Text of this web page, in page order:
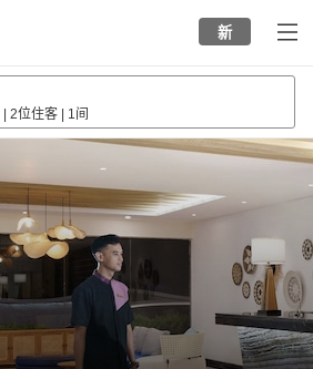
新
2位住客 1间